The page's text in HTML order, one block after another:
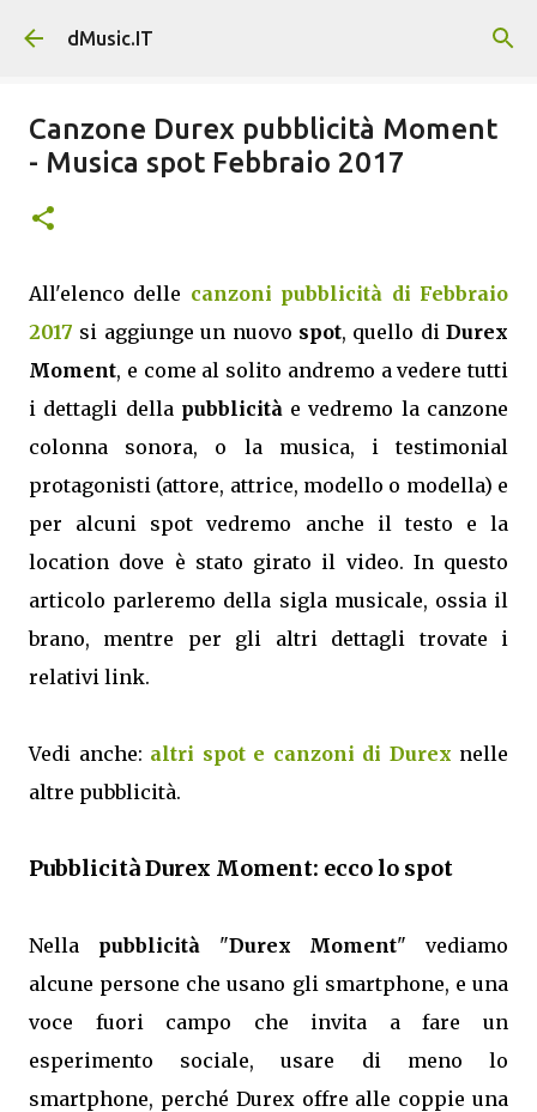
Passa ai contenuti principali
dMusic.IT
Canzone Durex pubblicità Moment
- Musica spot Febbraio 2017
All'elenco delle canzoni pubblicità di Febbraio
2017 si aggiunge un nuovo spot, quello di Durex
Moment, e come al solito andremo a vedere tutti
i dettagli della pubblicitàe vedremo la canzone
colonna sonora, o la musica, i testimonial
protagonisti (attore, attrice, modello o modella) e
per alcuni spot vedremo anche il testo e la
location dove è stato girato il video. In questo
articolo parleremo della sigla musicale, ossia il
brano, mentre per gli altri dettagli trovate i
relativi link.
Vedi anche: altri spot e canzoni di Durex nelle
altre pubblicità.
Pubblicità Durex Moment: ecco lo spot
Nella pubblicità"Durex Moment" vediamo
alcune persone che usano gli smartphone, e una
voce fuori campo che invita a fare un
esperimento sociale, usare di meno lo
smartphone, perché Durex offre alle coppie una